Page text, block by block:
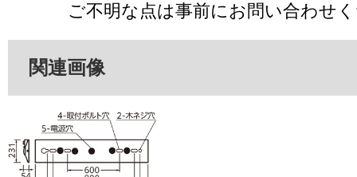
ご不明な点は事前にお問い合わせ
関連画像